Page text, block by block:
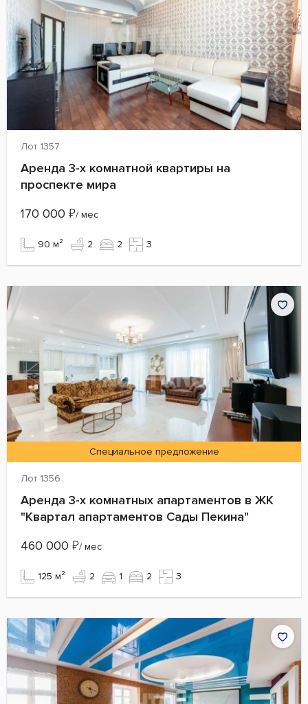
Лот 1357
Аренда 3-х комнатной квартиры на
проспекте мира
170 000 ₽/ мес
90 м² 2 2 3
Специальное предложение
Лот 1356
Аренда 3-х комнатных апартаментов в ЖК
"Квартал апартаментов Сады Пекина"
460 000 ₽/ мес
125 м² 2 1 2 3